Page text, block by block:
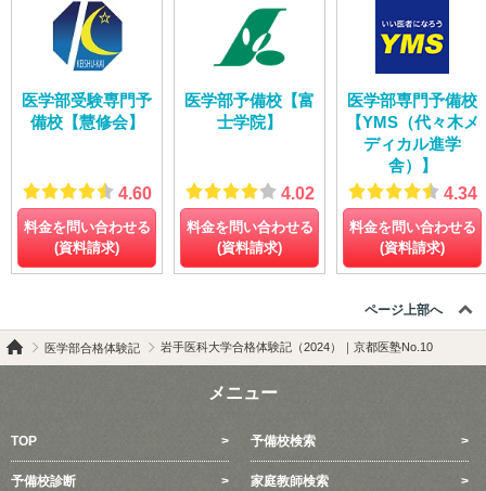
医学部受験専門予
備校【慧修会】
4.60
料金を問い合わせる
(資料請求)
医学部予備校【富
士学院】
4.02
料金を問い合わせる
(資料請求)
医学部専門予備校
【YMS（代々木メ
ディカル進学
舎）】
4.34
料金を問い合わせる
(資料請求)
ページ上部へ
医学部合格体験記 岩手医科大学合格体験記（2024）｜京都医塾No.10
メニュー
TOP 予備校検索
予備校診断 家庭教師検索